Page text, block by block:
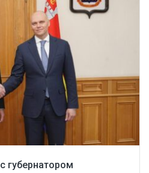
губернатором